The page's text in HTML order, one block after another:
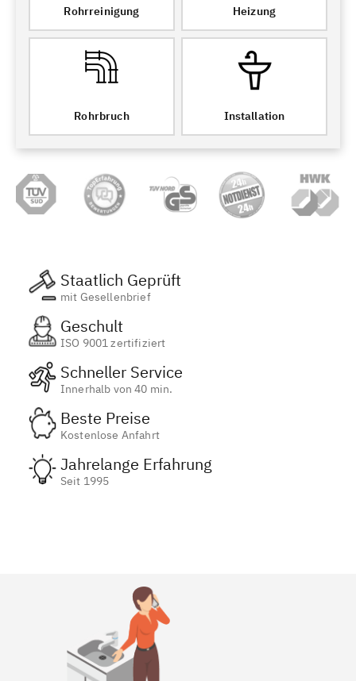
Rohrreinigung Heizung
Rohrbruch Installation
Staatlich Geprüft
mit Gesellenbrief
Geschult
ISO 9001 zertifiziert
Schneller Service
Innerhalb von 40 min.
Beste Preise
Kostenlose Anfahrt
Jahrelange Erfahrung
Seit 1995